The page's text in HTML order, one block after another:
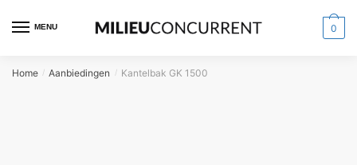
MENU 0
Home / Aanbiedingen / Kantelbak GK 1500